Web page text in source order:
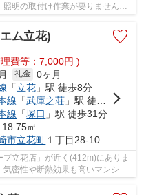
明の取付け作業が要りません。
ム立花)
費等：7,000円 )
礼金 0ヶ月
「立花 」駅 徒歩8分
線 「武庫之荘 」駅 徒歩28分
線 「塚口 」駅 徒歩31分
㎡
市立花町 １丁目28-10
立花店」が近く(412m)にありま
密性や断熱効果も高いマンショ
、内見の...